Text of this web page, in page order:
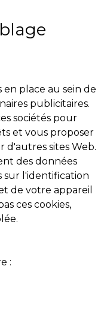
en place au sein de
publicitaires.
sociétés pour
et vous proposer
d'autres sites Web.
des données
sur l'identification
de votre appareil
ces cookies,
: